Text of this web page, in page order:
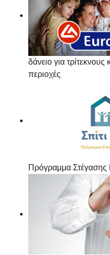
δάνειο για τρίτεκνους
περιοχές
Πρόγραμμα Στέγασης